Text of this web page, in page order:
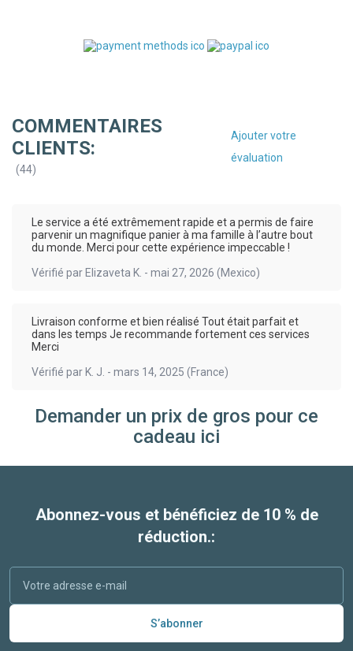
COMMENTAIRES
CLIENTS:
(44)
Ajouter votre
évaluation
Le service a été extrêmement rapide et a permis de faire
parvenir un magnifique panier à ma famille à l’autre bout
du monde. Merci pour cette expérience impeccable !
Vérifié par Elizaveta K. - mai 27, 2026 (Mexico)
Livraison conforme et bien réalisé Tout était parfait et
dans les temps Je recommande fortement ces services
Merci
Vérifié par K. J. - mars 14, 2025 (France)
Demander un prix de gros pour ce
cadeau ici
Abonnez-vous et bénéficiez de 10 % de
réduction.:
S’abonner